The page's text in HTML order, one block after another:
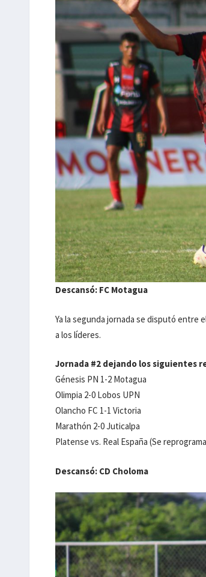
Descansó: FC Motagua
Ya la segunda jornada se disputó entre
a los líderes.
Jornada #2 dejando los siguientes
Génesis PN 1-2 Motagua
Olimpia 2-0 Lobos UPN
Olancho FC 1-1 Victoria
Marathón 2-0 Juticalpa
Platense vs. Real España (Se
Descansó: CD Choloma